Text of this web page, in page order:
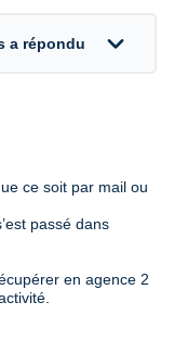
a répondu expand_more
ce soit par mail ou
passé dans
en agence 2